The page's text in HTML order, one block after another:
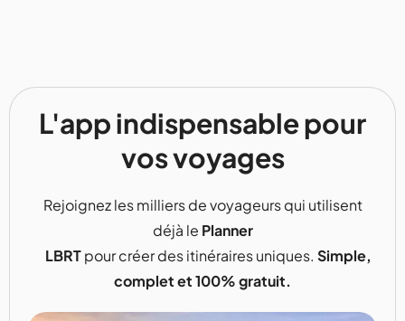
L'app indispensable pour
vos voyages
Rejoignez les milliers de voyageurs qui utilisent
déjà le Planner
LBRTpour créer des itinéraires uniques. Simple,
complet et 100% gratuit.